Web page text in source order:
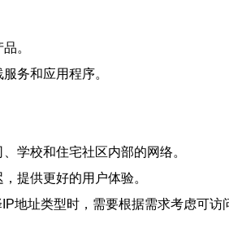
。
务和应用程序。
学校和住宅社区内部的网络。
提供更好的用户体验。
地址类型时，需要根据需求考虑可